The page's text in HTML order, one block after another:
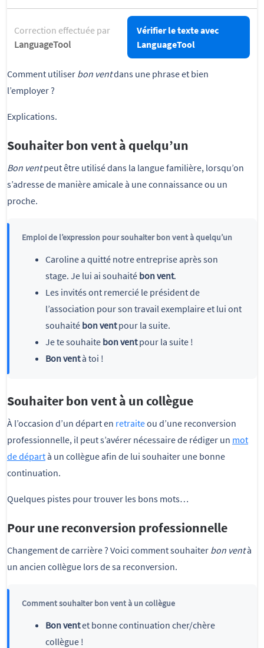
Correction effectuée par
LanguageTool
Vérifier le texte avec
LanguageTool
Comment utiliser bon ventdans une phrase et bien
l’employer ?
Explications.
Souhaiter bon vent à quelqu’un
Bon ventpeut être utilisé dans la langue familière, lorsqu’on
s’adresse de manière amicale à une connaissance ou un
proche.
Emploi de l’expression pour souhaiter bon vent à quelqu’un
Caroline a quitté notre entreprise après son
stage. Je lui ai souhaité bon vent.
Les invités ont remercié le président de
l’association pour son travail exemplaire et lui ont
souhaité bon ventpour la suite.
Je te souhaite bon ventpour la suite !
Bon ventà toi !
Souhaiter bon vent à un collègue
À l’occasion d’un départ en retraiteou d’une reconversion
professionnelle, il peut s’avérer nécessaire de rédiger un mot
de départà un collègue afin de lui souhaiter une bonne
continuation.
Quelques pistes pour trouver les bons mots…
Pour une reconversion professionnelle
Changement de carrière ? Voici comment souhaiter bon ventà
un ancien collègue lors de sa reconversion.
Comment souhaiter bon vent à un collègue
Bon ventet bonne continuation cher/chère
collègue !